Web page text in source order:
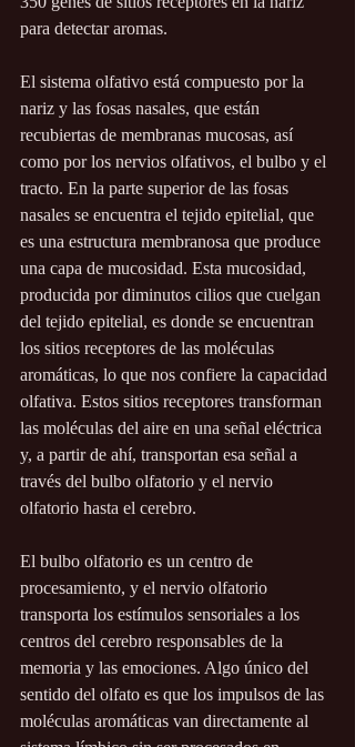
para detectar aromas.
El sistema olfativo está compuesto por la
nariz y las fosas nasales, que están
recubiertas de membranas mucosas, así
como por los nervios olfativos, el bulbo y el
tracto. En la parte superior de las fosas
nasales se encuentra el tejido epitelial, que
es una estructura membranosa que produce
una capa de mucosidad. Esta mucosidad,
producida por diminutos cilios que cuelgan
del tejido epitelial, es donde se encuentran
los sitios receptores de las moléculas
aromáticas, lo que nos confiere la capacidad
olfativa. Estos sitios receptores transforman
las moléculas del aire en una señal eléctrica
y, a partir de ahí, transportan esa señal a
través del bulbo olfatorio y el nervio
olfatorio hasta el cerebro.
El bulbo olfatorio es un centro de
procesamiento, y el nervio olfatorio
transporta los estímulos sensoriales a los
centros del cerebro responsables de la
memoria y las emociones. Algo único del
sentido del olfato es que los impulsos de las
moléculas aromáticas van directamente al